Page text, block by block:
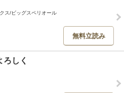
ス/ビッグスペリオール
無料立読み
ろしく